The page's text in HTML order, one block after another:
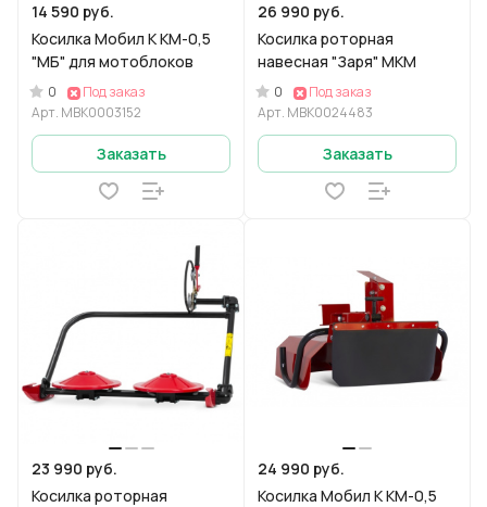
14 590 руб.
Косилка Мобил К КМ-0,5
"МБ" для мотоблоков
0
Под заказ
Арт. MBK0003152
Заказать
26 990 руб.
Косилка роторная
навесная "Заря" МКМ
0
Под заказ
Арт. МВК0024483
Заказать
23 990 руб.
Косилка роторная
24 990 руб.
Косилка Мобил К КМ-0,5